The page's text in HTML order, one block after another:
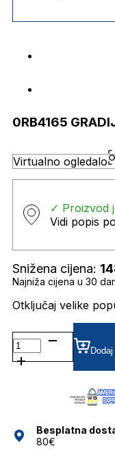
0RB4165
Virtualno ogledalo
✓ Proizvod
Vidi popis
Snižena cijena:
Najniža cijena u 30
Otključaj velike
0RB4165
GRADIJENT
NAOČALE
Besplatna
80€